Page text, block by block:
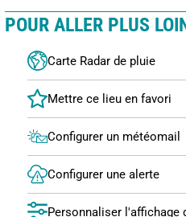
POUR ALLER PLUS
Carte Radar de pluie
Configurer un météomail
Configurer une alerte
Personnaliser l'affichage